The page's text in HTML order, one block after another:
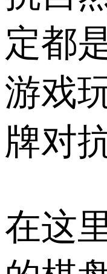
定都
游戏
牌对
在这